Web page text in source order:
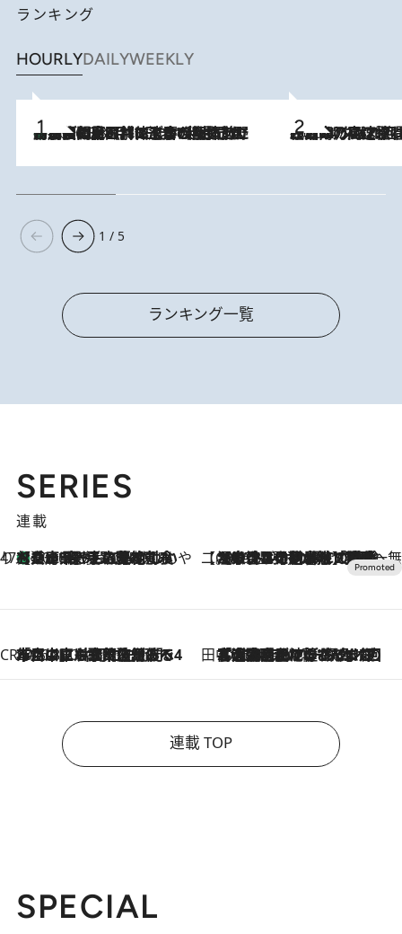
ランキング
HOURLYDAILYWEEKLY
2026.8.8
「最後に見られてよかった」上野動物園の東園パンダ舎が解体前に特別公開。8月16日まで延長されたパネル展と共に辿る“半世紀”のパンダ飼育《解体工事の図面あり》 2026.8.7
「湘南乃風に憧れて」観客大盛上がりの“タオル回し”に、ラッパー顔負けの高速歌唱まで…さだまさし（74）のアグレッシブすぎる現在地
1 / 5
ランキング一覧
SERIES
連載
47都道府県の手みやげ ひんやりスイーツで夏を満喫
2026.8.8
【兵庫県】この夏絶対食べたい 冷やしておいしいおやつ3選 淡路島の恵みをジェラートに集約 【CREA×星野リゾート】唯一無二。癒しと発見が待つ場所へ
2026.8.7
【トンボの足水浴】ヒノキの香りに包まれて涼感マックス！約13℃の湧水かけ流しを避暑地「星野温泉 トンボの湯」で体験
CREA'S CHOICE
2026.8.7
「立川にも歌舞伎があるんだよ」 片岡仁左衛門・市川中車ら豪華座組みで4年目の立川立飛歌舞伎へ 田中稲の勝手に再ブーム
2026.8.7
「湘南乃風に憧れて」観客大盛上がりの“タオル回し”に、ラッパー顔負けの高速歌唱まで…さだまさし（74）のアグレッシブすぎる現在地
連載 TOP
SPECIAL